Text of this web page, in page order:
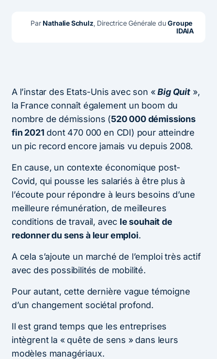
Par Nathalie Schulz, Directrice Générale du Groupe
IDAIA
A l’instar des Etats-Unis avec son «Big Quit»,
la France connaît également un boom du
nombre de démissions (520 000 démissions
fin 2021 dont 470 000 en CDI) pour atteindre
un pic record encore jamais vu depuis 2008.
En cause, un contexte économique post-
Covid, qui pousse les salariés à être plus à
l’écoute pour répondre à leurs besoins d’une
meilleure rémunération, de meilleures
conditions de travail, avec le souhait de
redonner du sens à leur emploi.
A cela s’ajoute un marché de l’emploi très actif
avec des possibilités de mobilité.
Pour autant, cette dernière vague témoigne
d’un changement sociétal profond.
Il est grand temps que les entreprises
intègrent la « quête de sens » dans leurs
modèles managériaux.